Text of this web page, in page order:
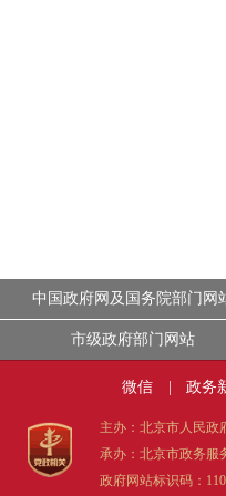
中国政府网及国务院部门网
市级政府部门网站
微信 政务
主办：北京市人民政
承办：北京市政务服
政府网站标识码：